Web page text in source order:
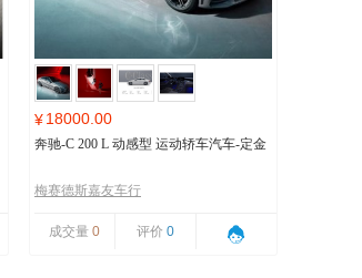
¥18000.00
奔驰-C 200 L 动感型 运动轿车汽车-定金
梅赛德斯嘉友车行
成交量 0 评价 0